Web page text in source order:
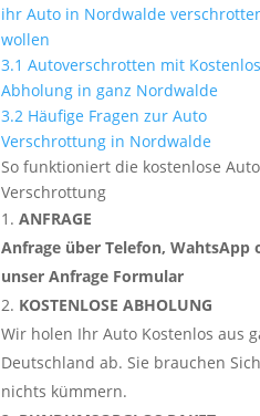
ihr Auto in Nordwalde
wollen
3.1 Autoverschrotten mit
Abholung in ganz Nordwalde
3.2 Häufige Fragen zur Auto
Verschrottung in Nordwalde
So funktioniert die kostenlose Auto
Verschrottung
ANFRAGE
Anfrage über Telefon, WahtsApp
unser Anfrage Formular
KOSTENLOSE ABHOLUNG
Wir holen Ihr Auto Kostenlos aus
Deutschland ab. Sie brauchen
nichts kümmern.